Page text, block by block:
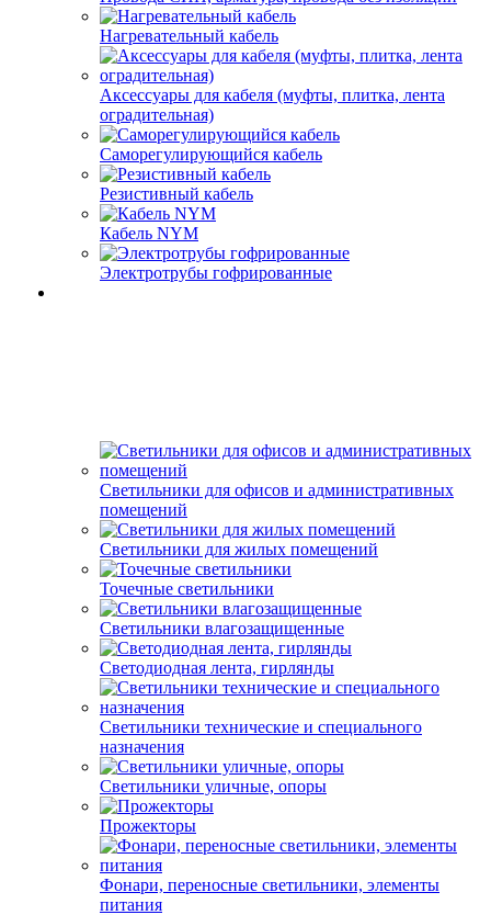
Нагревательный кабель
Аксессуары для кабеля (муфты, плитка, лента
оградительная)
Саморегулирующийся кабель
Резистивный кабель
Кабель NYM
Электротрубы гофрированные
Светильники для офисов и административных
помещений
Светильники для жилых помещений
Точечные светильники
Светильники влагозащищенные
Светодиодная лента, гирлянды
Светильники технические и специального
назначения
Светильники уличные, опоры
Прожекторы
Фонари, переносные светильники, элементы
питания